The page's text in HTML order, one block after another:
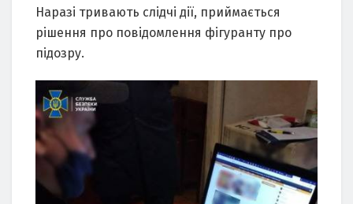
Наразі тривають слідчі дії, приймається
рішення про повідомлення фігуранту про
підозру.